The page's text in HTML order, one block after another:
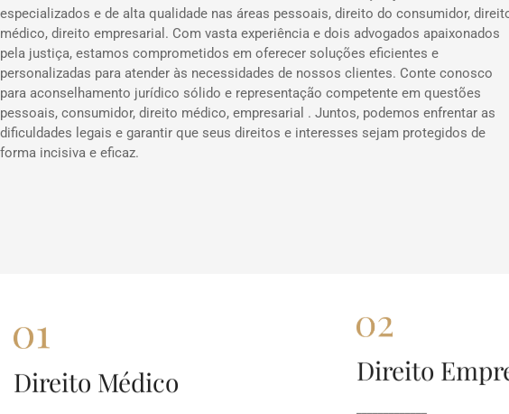
especializados e de alta qualidade nas áreas pessoais, direito do consumidor,
médico, direito empresarial. Com vasta experiência e dois advogados apaixonados
pela justiça, estamos comprometidos em oferecer soluções eficientes e
personalizadas para atender às necessidades de nossos clientes. Conte conosco
para aconselhamento jurídico sólido e representação competente em questões
pessoais, consumidor, direito médico, empresarial . Juntos, podemos enfrentar as
dificuldades legais e garantir que seus direitos e interesses sejam protegidos de
forma incisiva e eficaz.
Direito Médico
Direito Médico DireitoDireito